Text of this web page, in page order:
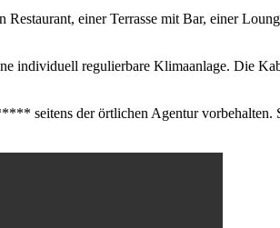
einer Terrasse mit Bar, einer
individuell regulierbare Klimaanlage. Die
seitens der örtlichen Agentur vorbehalten.